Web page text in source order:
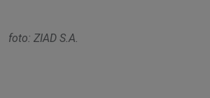
foto: ZIAD S.A.